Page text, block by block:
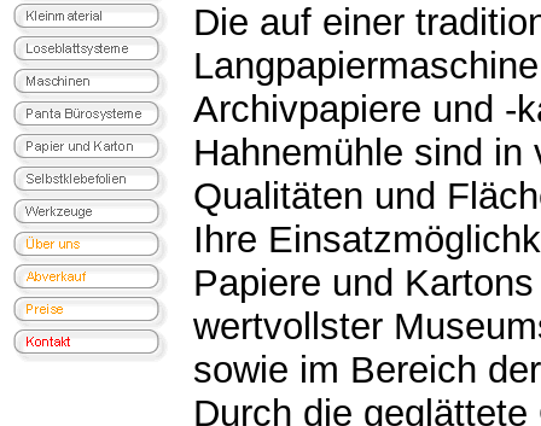
Die auf einer
Archivpapiere und -
Hahnemühle sind in
Qualitäten und
Ihre
Papiere und
wertvollster
sowie im Bereich
Durch die